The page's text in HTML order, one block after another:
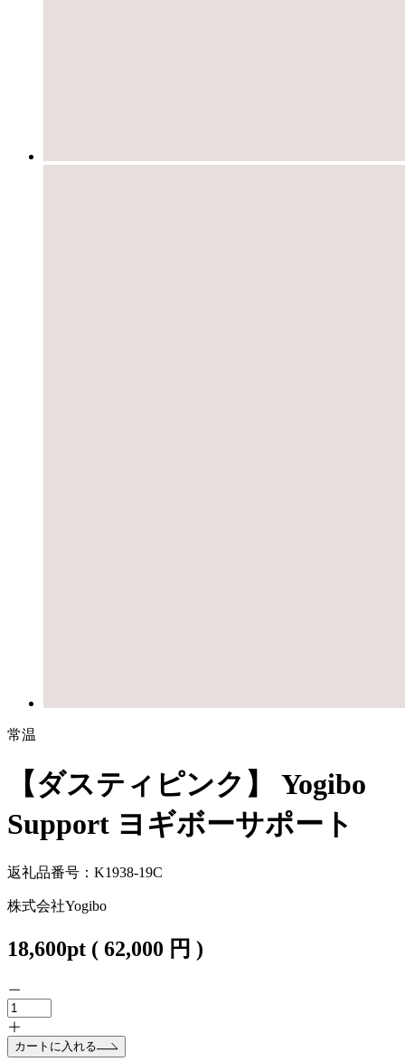
常温
【ダスティピンク】 Yogibo
Support ヨギボーサポート
返礼品番号：K1938-19C
株式会社Yogibo
18,600pt ( 62,000 円 )
カートに入れる